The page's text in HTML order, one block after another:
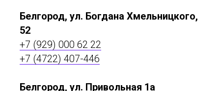
Белгород, ул. Богдана Хмельницкого,
52
+7 (929) 000 62 22
+7 (4722) 407-446
Белгород, ул. Привольная 1а